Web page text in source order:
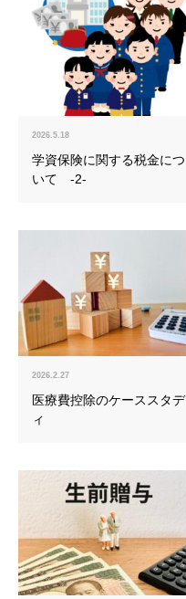
2026.5.18
学資保険に関する税金につ
いて -2-
2026.2.27
医療費控除のケーススタデ
ィ